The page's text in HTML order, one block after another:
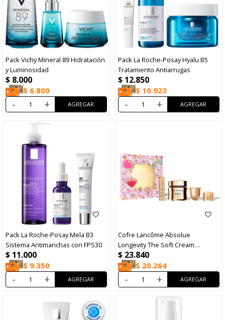
Pack Vichy Mineral 89 Hidratación
y Luminosidad
$ 8.000
$ 6.800
- +
Pack La Roche-Posay Hyalu B5
Tratamiento Antiarrugas
$ 12.850
$ 10.923
- +
Pack La Roche-Posay Mela B3
Sistema Antimanchas con FPS30
$ 11.000
$ 9.350
- +
Cofre Lancôme Absolue
Longevity The Soft Cream
Skincare
$ 23.840
$ 20.264
- +